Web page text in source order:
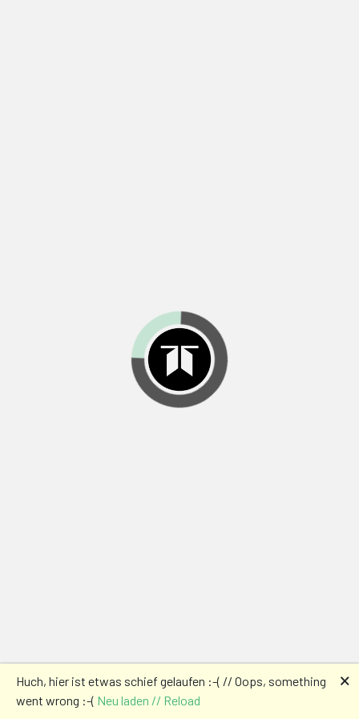
Huch, hier ist etwas schief gelaufen :-( // Oops, something
went wrong :-( Neu laden // Reload
🗙